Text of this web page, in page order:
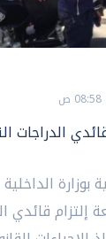
لقائدي
بوزارة
إلتزام قائدي